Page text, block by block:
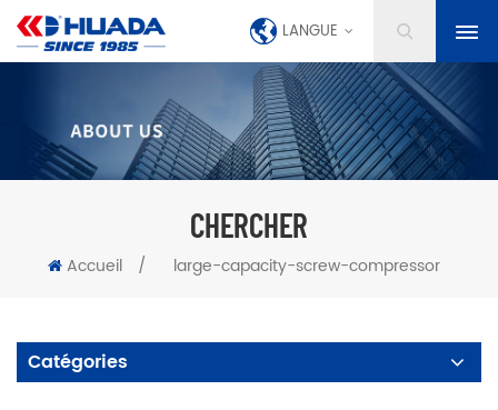
LANGUE
CHERCHER
Accueil / large-capacity-screw-compressor
Catégories